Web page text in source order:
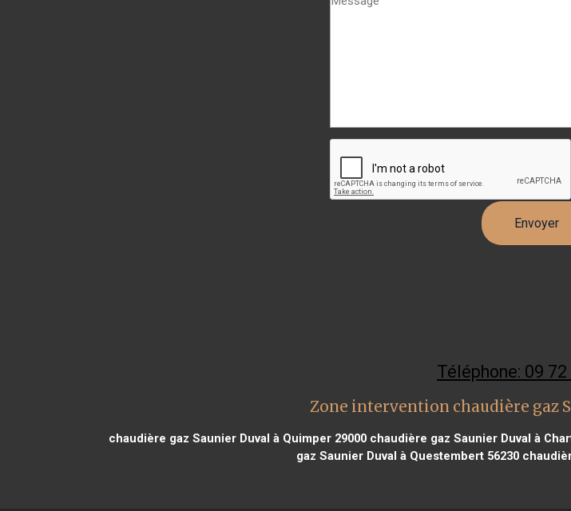
Téléphone: 09
Zone intervention chaudière gaz
chaudière gaz Saunier Duval à Quimper 29000chaudière gaz Saunier Duval à
gaz Saunier Duval à Questembert 56230